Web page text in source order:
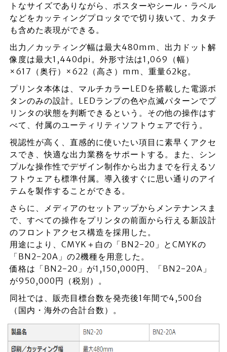
トなサイズでありながら、ポスターやシール・ラベル
などをカッティングプロッタでで切り抜いて、カタチ
も含めた表現ができる。
出力／カッティング幅は最大480mm、出力ドット解
像度は最大1,440dpi。外形寸法は1,069（幅）
×617（奥行）×622（高さ）mm、重量62kg。
プリンタ本体は、マルチカラーLEDを搭載した電源ボ
タンのみの設計。LEDランプの色や点滅パターンでプ
リンタの状態を判断できるという。その他の操作はす
べて、付属のユーティリティソフトウェアで行う。
視認性が高く、直感的に使いたい項目に素早くアクセ
スでき、快適な出力業務をサポートする。また、シン
プルな操作性でデザイン制作から出力までを行えるソ
フトウェアも標準付属。導入後すぐに思い通りのアイ
テムを製作することができる。
さらに、メディアのセットアップからメンテナンスま
で、すべての操作をプリンタの前面から行える新設計
のフロントアクセス構造を採用した。
用途により、CMYK＋白の「BN2-20」とCMYKの
「BN2-20A」の2機種を用意した。
価格は「BN2-20」が1,150,000円、「BN2-20A」
が950,000円（税別）。
同社では、販売目標台数を発売後1年間で4,500台
（国内・海外の合計台数）。